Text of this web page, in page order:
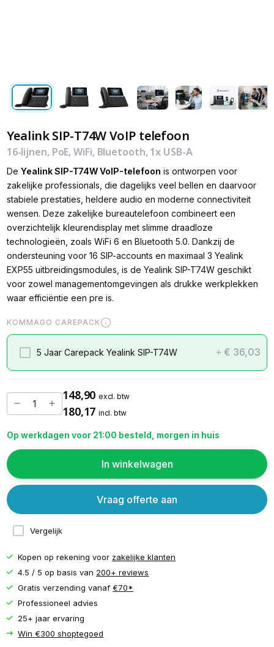
Yealink SIP-T74W VoIP telefoon
16-lijnen, PoE, WiFi, Bluetooth, 1x USB-A
De Yealink SIP-T74W VoIP-telefoon is ontworpen voor
zakelijke professionals, die dagelijks veel bellen en daarvoor
stabiele prestaties, heldere audio en moderne connectiviteit
wensen. Deze zakelijke bureautelefoon combineert een
overzichtelijk kleurendisplay met slimme draadloze
technologieën, zoals WiFi 6 en Bluetooth 5.0. Dankzij de
ondersteuning voor 16 SIP-accounts en maximaal 3 Yealink
EXP55 uitbreidingsmodules, is de Yealink SIP-T74W geschikt
voor zowel managementomgevingen als drukke werkplekken
waar efficiëntie een pre is.
KOMMAGO CAREPACK
5 Jaar Carepack Yealink SIP-T74W + € 36,03
148,90 excl. btw
180,17 incl. btw
Op werkdagen voor 21:00 besteld, morgen in huis
In winkelwagen
Vergelijk
Vraag offerte aan
Kopen op rekening voor zakelijke klanten
4.5 / 5 op basis van 200+ reviews
Gratis verzending vanaf€70*
Professioneel advies
25+ jaar ervaring
Win €300 shoptegoed